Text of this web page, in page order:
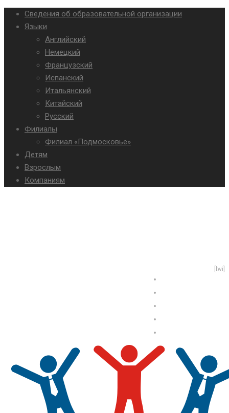
Сведения об образовательной организации
Языки
Английский
Немецкий
Французский
Испанский
Итальянский
Китайский
Русский
Филиалы
Филиал «Подмосковье»
Детям
Взрослым
Компаниям
[bvi]